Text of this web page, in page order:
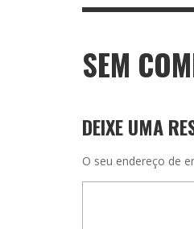
SEM
DEIXE UMA
O seu endereço de